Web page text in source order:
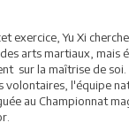
exercice, Yu Xi
arts martiaux, mais
sur la maîtrise de soi.
volontaires, l'équipe
au Championnat